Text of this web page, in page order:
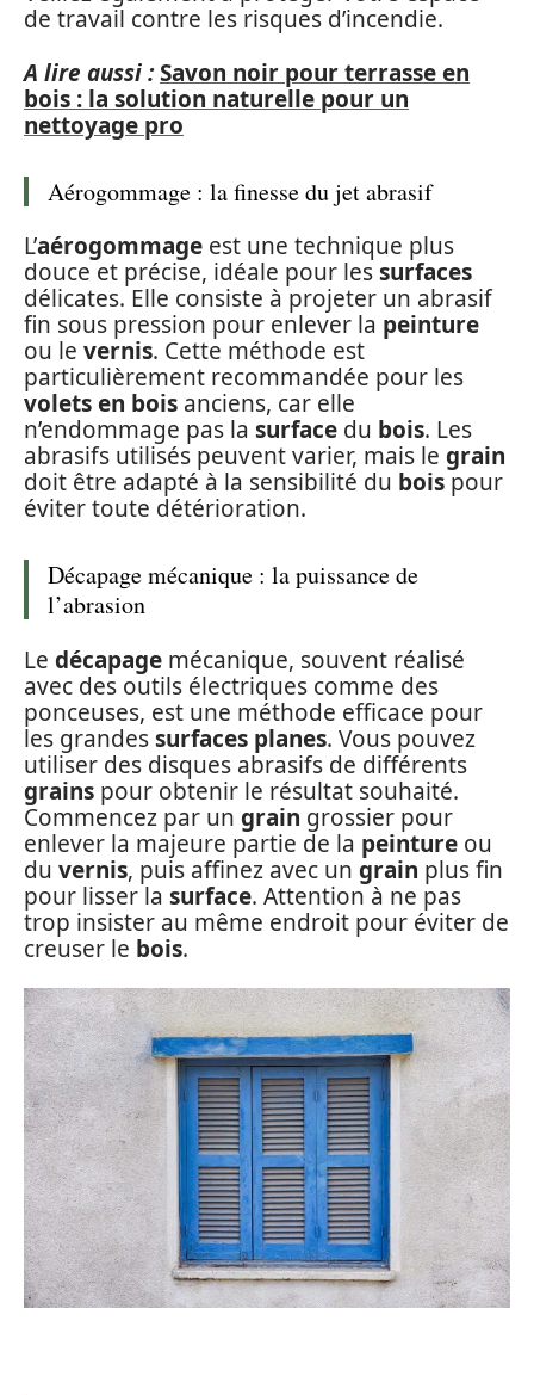
de travail contre les risques d’incendie.
A lire aussi :Savon noir pour terrasse en
bois : la solution naturelle pour un
nettoyage pro
Aérogommage : la finesse du jet abrasif
L’aérogommage est une technique plus
douce et précise, idéale pour lessurfaces
délicates. Elle consiste à projeter un abrasif
fin sous pression pour enlever la peinture
ou le vernis. Cette méthode est
particulièrement recommandée pour les
volets en bois anciens, car elle
n’endommage pas la surface du bois. Les
abrasifs utilisés peuvent varier, mais le grain
doit être adapté à la sensibilité du bois pour
éviter toute détérioration.
Décapage mécanique : la puissance de
l’abrasion
Le décapage mécanique, souvent réalisé
avec des outils électriques comme des
ponceuses, est une méthode efficace pour
les grandessurfaces planes. Vous pouvez
utiliser des disques abrasifs de différents
grains pour obtenir le résultat souhaité.
Commencez par un grain grossier pour
enlever la majeure partie de la peinture ou
du vernis, puis affinez avec un grain plus fin
pour lisser la surface. Attention à ne pas
trop insister au même endroit pour éviter de
creuser le bois.